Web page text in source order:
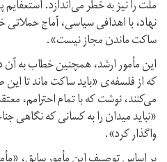
ملت را نیز به خطر می‌اندازد.
نهاد، با اهدافی سیاسی، آماج حملاتی
ساکت ماندن مجاز نیست».
این مأمور ارشد، همچنین خطاب به
که از فلسفه‌ی «باید ساکت ماند تا
می‌کنند، نوشت که با تمام احترامم،
«نباید میدان را به کسانی که نگاهی
واگذار کرد».